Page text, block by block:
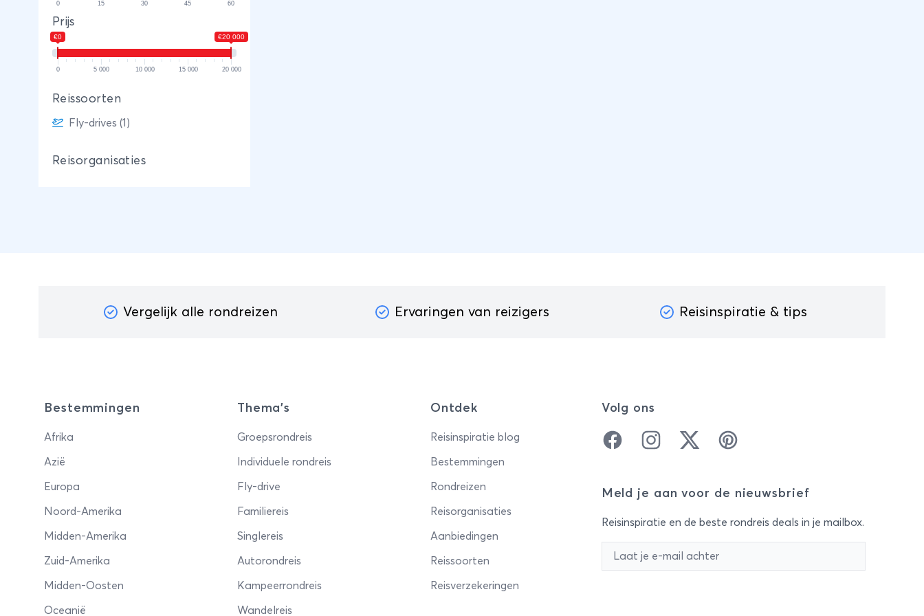
0 15 30 45 60
Prijs
€0 €20 000
0 5 000 10 000 15 000 20 000
Reissoorten
Fly-drives (1)
Reisorganisaties
Vergelijk alle rondreizen Ervaringen van reizigers Reisinspiratie & tips
Bestemmingen
Afrika
Azië
Europa
Noord-Amerika
Midden-Amerika
Zuid-Amerika
Midden-Oosten
Oceanië
Thema's
Groepsrondreis
Individuele rondreis
Fly-drive
Familiereis
Singlereis
Autorondreis
Kampeerrondreis
Wandelreis
Ontdek
Reisinspiratie blog
Bestemmingen
Rondreizen
Reisorganisaties
Aanbiedingen
Reissoorten
Reisverzekeringen
Volg ons
FacebookInstagramTwitter Pinterest
Meld je aan voor de nieuwsbrief
Reisinspiratie en de beste rondreis deals in je mailbox.